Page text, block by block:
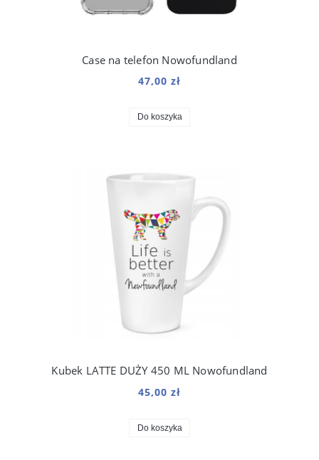
Case na telefon Nowofundland
47,00 zł
Do koszyka
Kubek LATTE DUŻY 450 ML Nowofundland
45,00 zł
Do koszyka